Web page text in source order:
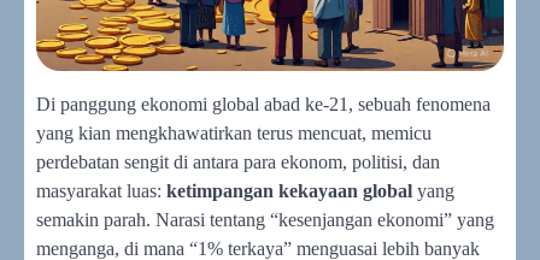
Di panggung ekonomi global abad ke-21, sebuah fenomena
yang kian mengkhawatirkan terus mencuat, memicu
perdebatan sengit di antara para ekonom, politisi, dan
masyarakat luas: ketimpangan kekayaan global yang
semakin parah. Narasi tentang “kesenjangan ekonomi” yang
menganga, di mana “1% terkaya” menguasai lebih banyak